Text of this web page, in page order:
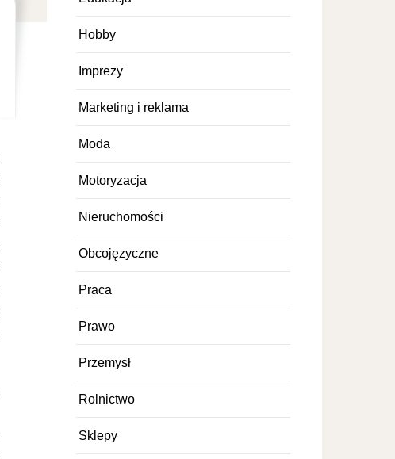
Hobby
Imprezy
Marketing i reklama
Moda
Motoryzacja
Nieruchomości
Obcojęzyczne
Praca
Prawo
Przemysł
Rolnictwo
Sklepy